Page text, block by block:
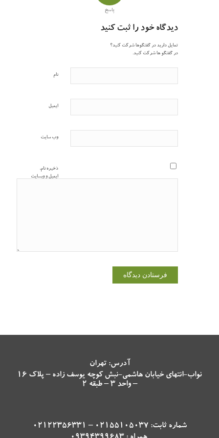
پاسخ
دیدگاه خود را ثبت کنید
تمایل دارید در گفتگوها شرکت کنید؟
در گفتگو ها شرکت کنید.
نام
ایمیل
وب‌ سایت
ذخیره نام،
ایمیل و وبسایت
آدرس: تهران
نواب-انتهای خیابان هاشمی-نبش کوچه یوسف زاده – پلاک 16
– واحد 3 – طبقه 2
شماره ثابت: 02155105037 – 02122356331